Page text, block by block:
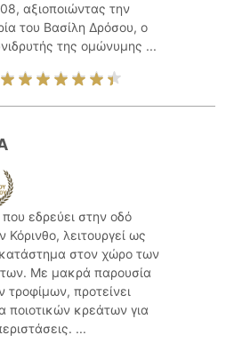
αξιοποιώντας την
του Βασίλη Δρόσου, ο
της ομώνυμης ...
εδρεύει στην οδό
λειτουργεί ως
στον χώρο των
Με μακρά παρουσία
προτείνει
ποιοτικών κρεάτων για
...